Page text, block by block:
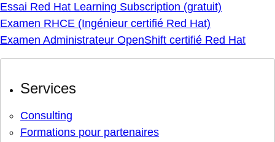
Essai Red Hat Learning Subscription (gratuit)
Examen RHCE (Ingénieur certifié Red Hat)
Examen Administrateur OpenShift certifié Red Hat
Services
Consulting
Formations pour partenaires